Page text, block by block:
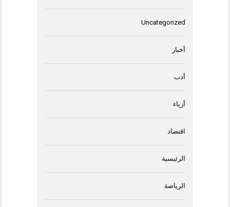
Uncategorized
أخبار
أدب
أزياء
اقتصاد
الرئيسية
الرياضة